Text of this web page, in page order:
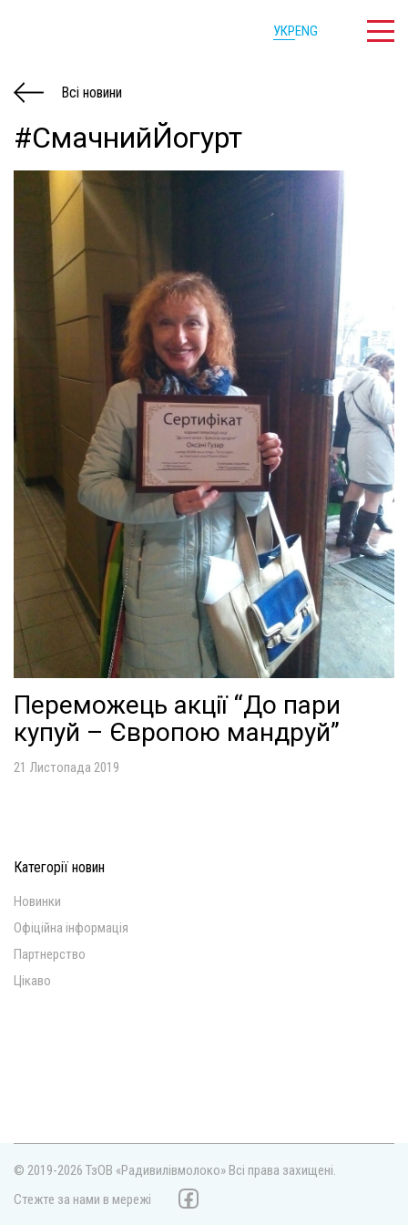
УКРENG
Всі новини
#СмачнийЙогурт
Переможець акції “До пари
купуй – Європою мандруй”
21 Листопада 2019
Категорії новин
Новинки
Офіційна інформація
Партнерство
Цікаво
© 2019-2026 ТзОВ «Радивилівмолоко» Всі права захищені.
Стежте за нами в мережі